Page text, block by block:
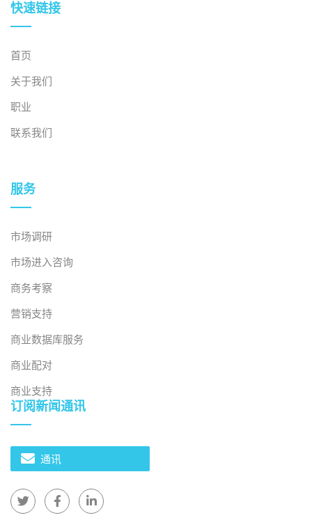
快速链接
首页
关于我们
职业
联系我们
服务
市场调研
市场进入咨询
商务考察
营销支持
商业数据库服务
商业配对
商业支持
订阅新闻通讯
通讯